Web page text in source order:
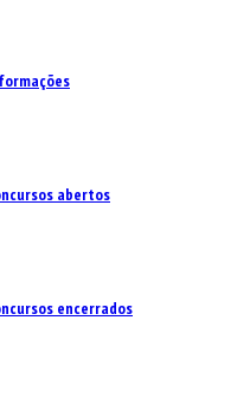
abertos
encerrados